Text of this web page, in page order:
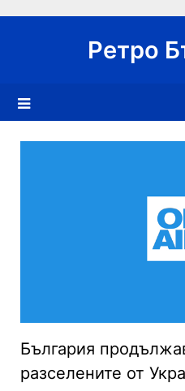
Ретро
България
разселените от